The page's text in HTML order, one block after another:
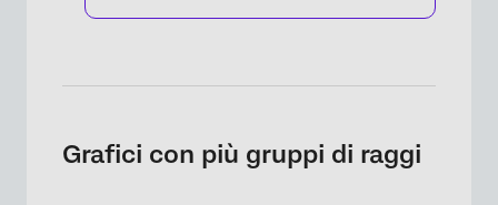
Grafici con più gruppi di raggi